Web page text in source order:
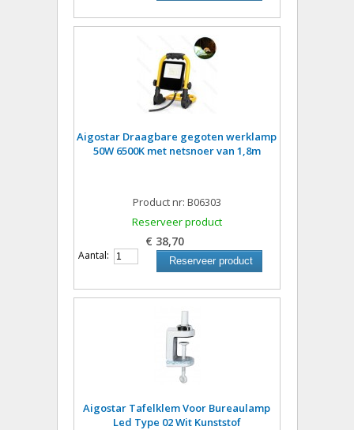
Aigostar Draagbare gegoten werklamp
50W 6500K met netsnoer van 1,8m
Product nr: B06303
Reserveer product
€ 38,70
Aantal: Reserveer product
Aigostar Tafelklem Voor Bureaulamp
Led Type 02 Wit Kunststof